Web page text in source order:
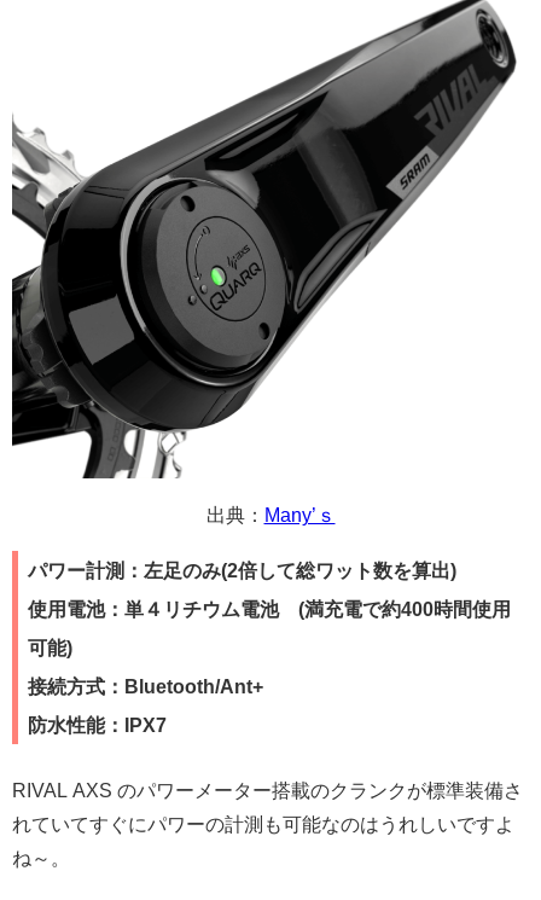
出典： Many’ｓ
パワー計測：左足のみ(2倍して総ワット数を算出)
使用電池：単４リチウム電池 (満充電で約400時間使用
可能)
接続方式：Bluetooth/Ant+
防水性能：IPX7
RIVAL AXS のパワーメーター搭載のクランクが標準装備さ
れていてすぐにパワーの計測も可能なのはうれしいですよ
ね～。